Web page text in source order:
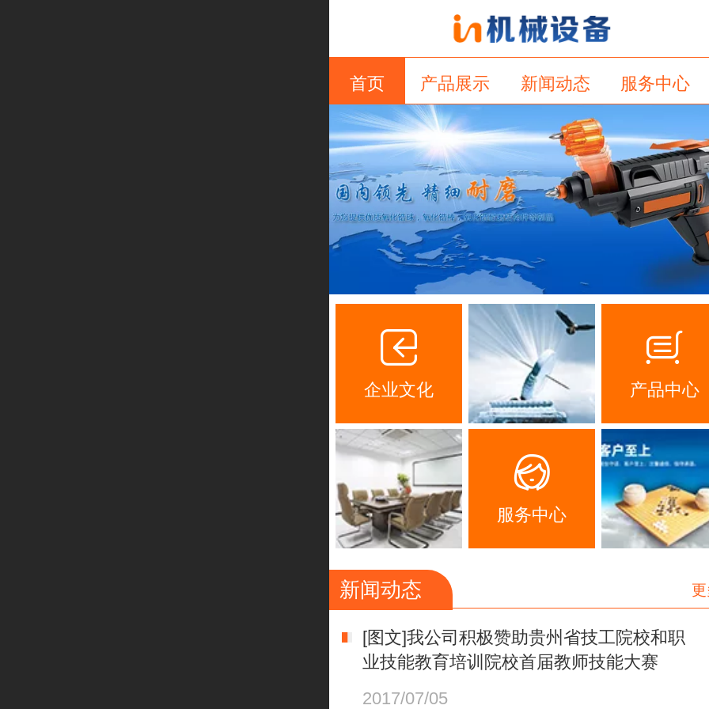
首页 产品展示 新闻动态 服务中心
关于我们 留言板
企业文化 产品中心
服务中心
新闻动态
[图文]我公司积极赞助贵州省技工院校和职
业技能教育培训院校首届教师技能大赛
2017/07/05